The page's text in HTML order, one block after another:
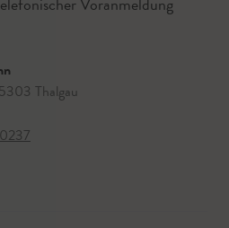
Thalgau